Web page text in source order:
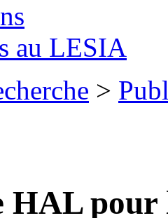
au LESIA
>
HAL pour